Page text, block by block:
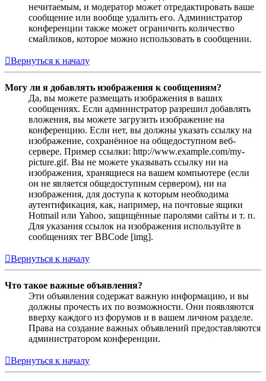
нечитаемым, и модератор может отредактировать ваше
сообщение или вообще удалить его. Администратор
конференции также может ограничить количество
смайликов, которое можно использовать в сообщении.
Вернуться к началу
Могу ли я добавлять изображения к сообщениям?
Да, вы можете размещать изображения в ваших
сообщениях. Если администратор разрешил добавлять
вложения, вы можете загрузить изображение на
конференцию. Если нет, вы должны указать ссылку на
изображение, сохранённое на общедоступном веб-
сервере. Пример ссылки: http://www.example.com/my-
picture.gif. Вы не можете указывать ссылку ни на
изображения, хранящиеся на вашем компьютере (если
он не является общедоступным сервером), ни на
изображения, для доступа к которым необходима
аутентификация, как, например, на почтовые ящики
Hotmail или Yahoo, защищённые паролями сайты и т. п.
Для указания ссылок на изображения используйте в
сообщениях тег BBCode [img].
Вернуться к началу
Что такое важные объявления?
Эти объявления содержат важную информацию, и вы
должны прочесть их по возможности. Они появляются
вверху каждого из форумов и в вашем личном разделе.
Права на создание важных объявлений предоставляются
администратором конференции.
Вернуться к началу